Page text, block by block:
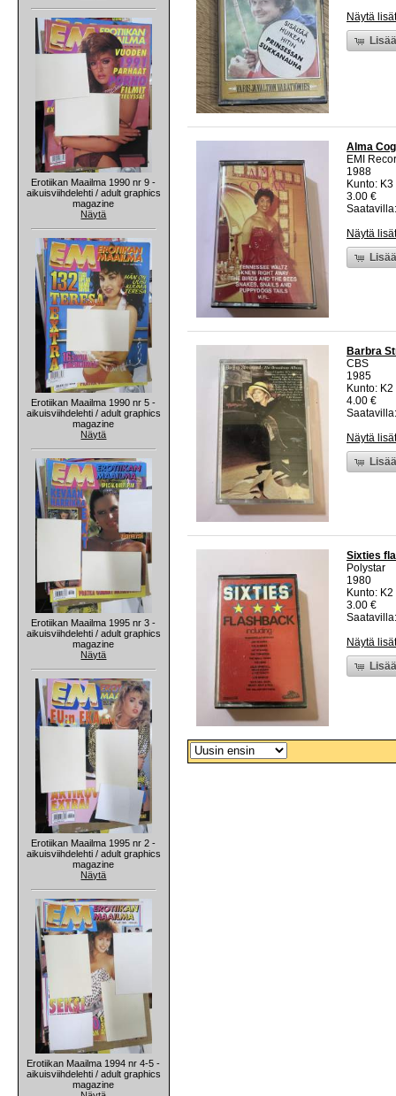
Erotiikan Maailma 1990 nr 9 -
aikuisviihdelehti / adult graphics
magazine
Näytä
Erotiikan Maailma 1990 nr 5 -
aikuisviihdelehti / adult graphics
magazine
Näytä
Erotiikan Maailma 1995 nr 3 -
aikuisviihdelehti / adult graphics
magazine
Näytä
Erotiikan Maailma 1995 nr 2 -
aikuisviihdelehti / adult graphics
magazine
Näytä
Erotiikan Maailma 1994 nr 4-5 -
aikuisviihdelehti / adult graphics
magazine
Näytä
Alma
EMI
1988
Kunto:
3.00 €
Näytä
Barbra
CBS
1985
Kunto:
4.00 €
Näytä
Sixties
Polystar
1980
Kunto:
3.00 €
Näytä